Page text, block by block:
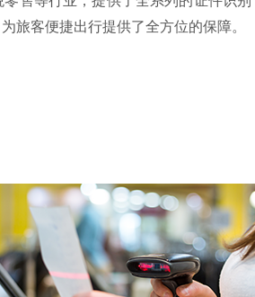
旅客便捷出行提供了全方位的保障。